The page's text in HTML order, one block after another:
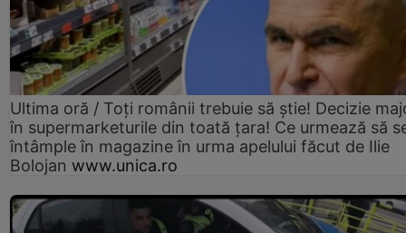
Ultima oră / Toți românii trebuie să știe! Decizie
în supermarketurile din toată țara! Ce urmează să
întâmple în magazine în urma apelului făcut de Ilie
Bolojan www.unica.ro